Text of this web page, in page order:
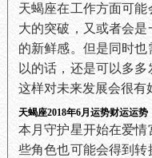
天蝎座在工作方面可
大的突破，又或者会
的新鲜感。但是同时
以的话，还是可以多多
这样对未来发展会很有
天蝎座2018年6月运势财运运势
本月守护星开始在爱
些角色也可能会得到